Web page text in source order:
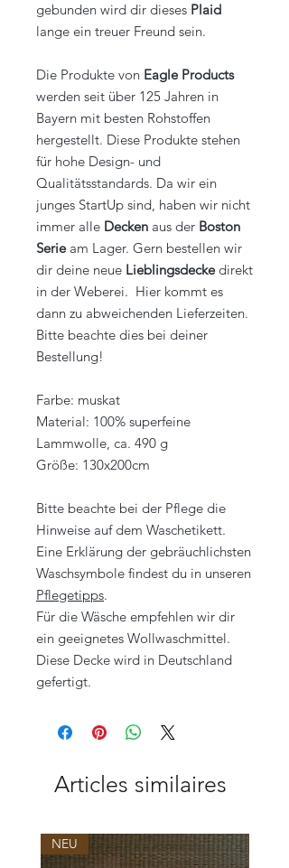
gebunden wird dir dieses Plaid
lange ein treuer Freund sein.
Die Produkte von Eagle Products
werden seit über 125 Jahren in
Bayern mit besten Rohstoffen
hergestellt. Diese Produkte stehen
für hohe Design- und
Qualitätsstandards. Da wir ein
junges StartUp sind, haben wir nicht
immer alle Decken aus der Boston
Serieam Lager. Gern bestellen wir
dir deine neue Lieblingsdeckedirekt
in der Weberei. Hier kommt es
dann zu abweichenden Lieferzeiten.
Bitte beachte dies bei deiner
Bestellung!
Farbe: muskat
Material: 100% superfeine
Lammwolle, ca. 490 g
Größe: 130x200cm
Bitte beachte bei der Pflege die
Hinweise auf dem Waschetikett.
Eine Erklärung der gebräuchlichsten
Waschsymbole findest du in unseren
Pflegetipps.
Für die Wäsche empfehlen wir dir
ein geeignetes Wollwaschmittel.
Diese Decke wird in Deutschland
gefertigt.
Articles similaires
NEU